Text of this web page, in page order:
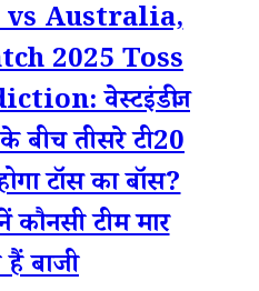
Australia,
2025 Toss
वेस्टइंडीज
बीच तीसरे टी20
टॉस का बॉस?
टीम मार
बाजी